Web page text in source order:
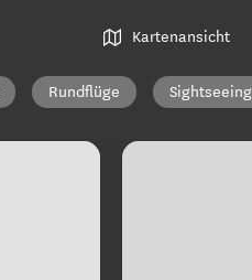
Kartenansicht
Rundflüge Sightseeing